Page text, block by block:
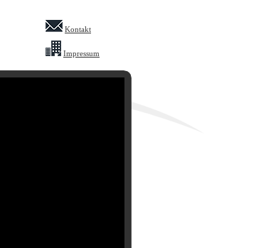
Kontakt
Impressum